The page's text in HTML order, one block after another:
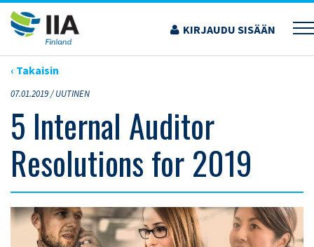
Siirry
sisältöön
KIRJAUDU SISÄÄN
›ARTIKKELIT›5 INTERNAL AUDITOR RESOLUTIONS FOR 2019
‹ Takaisin
07.01.2019 /UUTINEN
5 Internal Auditor
Resolutions for 2019